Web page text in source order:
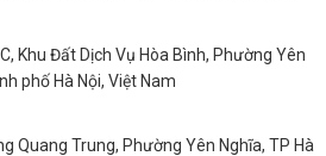
Khu Đất Dịch Vụ Hòa Bình, Phường Yên
phố Hà Nội, Việt Nam
Quang Trung, Phường Yên Nghĩa, TP Hà